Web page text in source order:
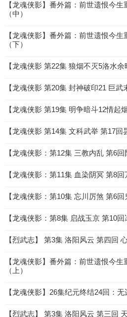
【龙魂侠影】番外篇：前世遗恨今
（中）
【龙魂侠影】番外篇：前世遗恨今
（下）
【龙魂侠影 第22集 狼烟不灭5洛水余
【龙魂侠影 第20集 封神破印21 巨武
【龙魂侠影 第19集 明争暗斗12情起烟
【龙魂侠影 第14集 文科武举 第17回
【龙魂侠影：第12集 三教内乱 第6回
【龙魂侠影：第11集 血染阴冥 第8回
【龙魂侠影：第10集 忘川厉煞 第6回
【龙魂侠影：第8集 启战玉京 第10回
【烈武志】 第3集 洛阳风云 第四回
【龙魂侠影】番外篇：前世遗恨今
（上）
【龙魂侠影】26集纪元终结24回：
【烈武志】 第3集 洛阳风云 第三回